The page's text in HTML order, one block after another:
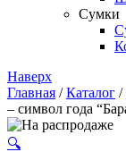
Сумки
Наверх
Главная /Каталог /
– символ года
🔍